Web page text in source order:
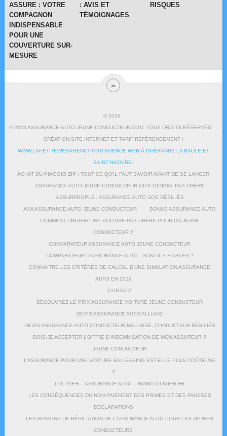
ASSURE : VOTRE
COMPAGNON
INDISPENSABLE
POUR UNE
COUVERTURE SUR-
MESURE
: AVIS ET
TÉMOIGNAGES
RISQUES
© 2026
© 2023 ASSURANCE-AUTO-JEUNE-CONDUCTEUR.COM -TOUS DROITS RÉSERVÉS - .
CRÉATION SITE INTERNET ET TARIF RÉFÉRENCEMENT :
WWW.LAPETITEWEBAGENCY.COM AGENCE WEB À GUÉRANDE LA BAULE ET
SAINT-NAZAIRE
ACHAT DU PIAGGIO ZIP : TOUT CE QU’IL FAUT SAVOIR AVANT DE SE LANCER
ASSURANCE AUTO JEUNE CONDUCTEUR OU ETUDIANT PAS CHÈRE
ASSURPEOPLE | ASSURANCE AUTO SOS RÉSILIÉS
AXA ASSURANCE AUTO JEUNE CONDUCTEUR BONUS ASSURANCE AUTO
COMMENT CHOISIR UNE VOITURE PAS CHÈRE POUR UN JEUNE
CONDUCTEUR ?
COMPARATEUR ASSURANCE AUTO JEUNE CONDUCTEUR
COMPARATEUR D ASSURANCE AUTO : SONT-ILS FIABLES ?
CONNAITRE LES CRITÈRES DE CALCUL D’UNE SIMULATION ASSURANCE
AUTO EN 2019
CONTACT
DÉCOUVREZ LE PRIX ASSURANCE VOITURE JEUNE CONDUCTEUR
DEVIS ASSURANCE AUTO ALLIANZ
DEVIS ASSURANCE AUTO CONDUCTEUR MALUSSÉ, CONDUCTEUR RÉSILIÉS
DOIS-JE ACCEPTER L’OFFRE D’INDEMNISATION DE MON ASSUREUR ?
JEUNE CONDUCTEUR
L’ASSURANCE POUR UNE VOITURE EN LEASING EST-ELLE PLUS COÛTEUSE
?
L’OLIVIER – ASSURANCE AUTO – WWW.LOLIVIER.FR
LES CONSÉQUENCES DU NON-PAIEMENT DES PRIMES ET DES FAUSSES
DÉCLARATIONS
LES RAISONS DE RÉSILIATION DE L’ASSURANCE AUTO POUR LES JEUNES
CONDUCTEURS